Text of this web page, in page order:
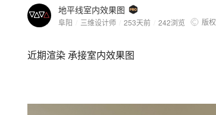
地平线室内效果图
阜阳 三维设计师 253天前 242浏览 版权
近期渲染 承接室内效果图